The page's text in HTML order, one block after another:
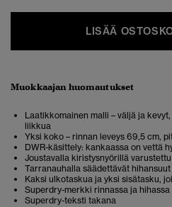
LISÄÄ
Muokkaajan huomautukset
Laatikkomainen malli – väljä ja
liikkua
Yksi koko – rinnan leveys 69,5 cm,
DWR-käsittely: kankaassa on vettä
Joustavalla kiristysnyörillä
Tarranauhalla säädettävät
Kaksi ulkotaskua ja yksi sisätasku,
Superdry-merkki rinnassa ja hihassa
Superdry-teksti takana